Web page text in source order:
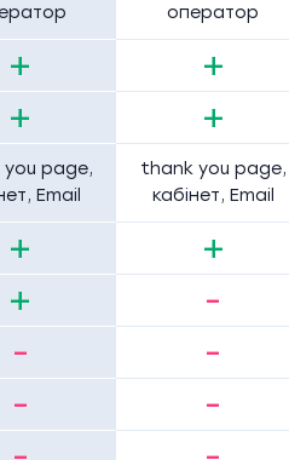
оператор
+ +
+ +
page,
Email
thank you page,
кабінет, Email
+ +
+ -
- -
- -